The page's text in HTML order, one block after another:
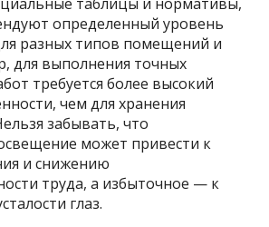
определенный уровень
разных типов помещений и
для выполнения точных
требуется более высокий
чем для хранения
забывать, что
может привести к
и снижению
труда, а избыточное — к
глаз.